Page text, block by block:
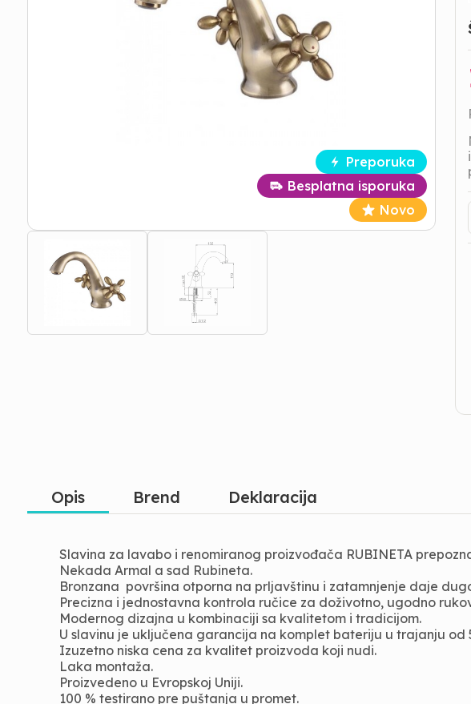
Preporuka
Besplatna isporuka
Novo
Opis Brend Deklaracija
Slavina za lavabo i renomiranog proizvođača RUBINETA
Nekada Armal a sad Rubineta.
Bronzana površina otporna na prljavštinu i zatamnjenje daje
Precizna i jednostavna kontrola ručice za doživotno, ugodno
Modernog dizajna u kombinaciji sa kvalitetom i tradicijom.
U slavinu je uključena garancija na komplet bateriju u trajanju od
Izuzetno niska cena za kvalitet proizvoda koji nudi.
Laka montaža.
Proizvedeno u Evropskoj Uniji.
100 % testirano pre puštanja u promet.